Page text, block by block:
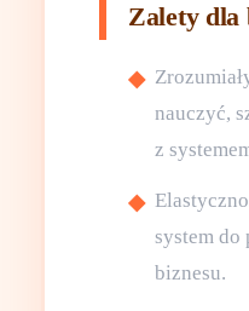
Zalety dla
nauczyć,
z
system do
biznesu.